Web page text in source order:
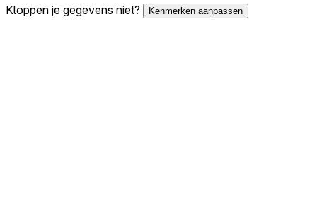
Kloppen je gegevens niet?
Kenmerken aanpassen